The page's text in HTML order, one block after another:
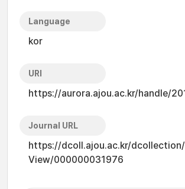
Language
kor
URI
https://aurora.ajou.ac.kr/handle/
Journal URL
https://dcoll.ajou.ac.kr/
View/000000031976